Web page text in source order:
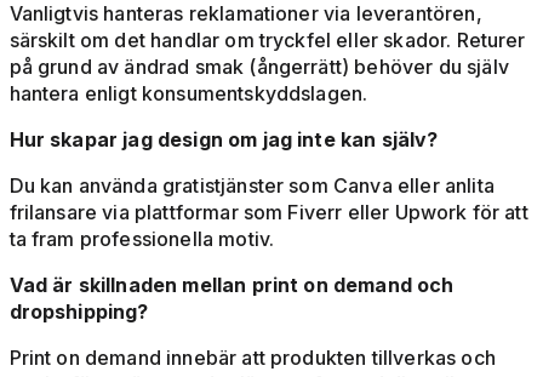
Vanligtvis hanteras reklamationer via leverantören,
särskilt om det handlar om tryckfel eller skador. Returer
på grund av ändrad smak (ångerrätt) behöver du själv
hantera enligt konsumentskyddslagen.
Hur skapar jag design om jag inte kan själv?
Du kan använda gratistjänster som Canva eller anlita
frilansare via plattformar som Fiverr eller Upwork för att
ta fram professionella motiv.
Vad är skillnaden mellan print on demand och
dropshipping?
Print on demand innebär att produkten tillverkas och